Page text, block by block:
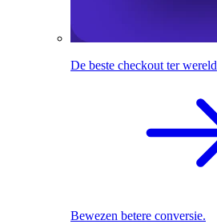
De beste checkout ter wereld
Bewezen betere conversie.